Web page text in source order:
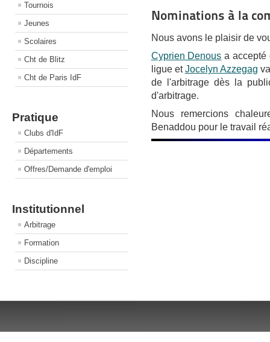
Tournois
Jeunes
Scolaires
Cht de Blitz
Cht de Paris IdF
Pratique
Clubs d'IdF
Départements
Offres/Demande d'emploi
Institutionnel
Arbitrage
Formation
Discipline
Nominations à la
Nous avons le plaisir de
Cyprien Denous a accepté
ligue etJocelyn Azzegag
de l'arbitrage dès la
d'arbitrage.
Nous remercions
Benaddou pour le travail